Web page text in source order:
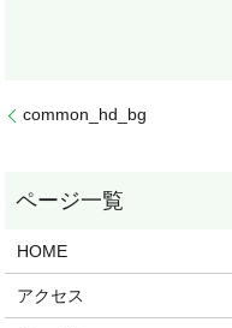
common_hd_bg
HOME
アクセス